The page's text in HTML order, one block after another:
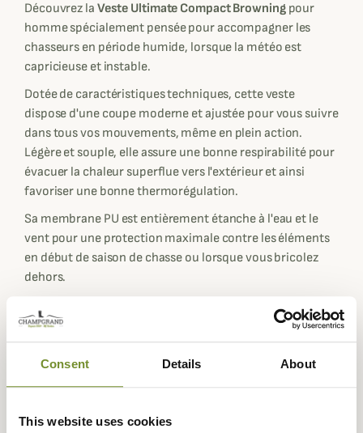
Consent Details About
This website uses cookies
Découvrez la Veste Ultimate CompactBrowningpour
homme spécialement pensée pour accompagner les
chasseurs en période humide, lorsque la météo est
capricieuse et instable.
Dotée de caractéristiques techniques, cette veste
dispose d'une coupe moderne et ajustée pour vous suivre
dans tous vos mouvements, même en plein action.
Légère et souple, elle assure une bonne respirabilité pour
évacuer la chaleur superflue vers l'extérieur et ainsi
favoriser une bonne thermorégulation.
Sa membrane PU est entièrement étanche à l'eau et le
vent pour une protection maximale contre les éléments
en début de saison de chasse ou lorsque vous bricolez
dehors.
Sa capuche est réglable à l'aide d'un élastique présent de
chaque côté. Le zip principal est complété par un col
haut pour une meilleure protection du cou et du bas du
visage. L'ensemble des fermetures de cette veste légère
sont étanches pour rester bien au sec en toutes
fermeture principale ainsi que les deux poches latérales.